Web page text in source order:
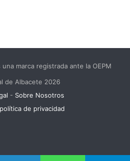
marca registrada ante la OEPM
de Albacete 2026
- Sobre Nosotros
de privacidad